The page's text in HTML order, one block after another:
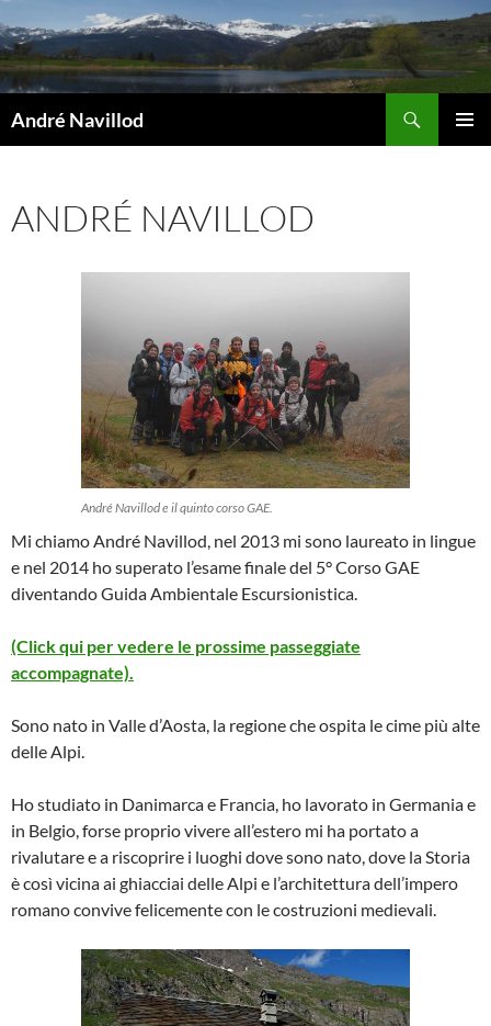
al
contenuto
André Navillod
ANDRÉ NAVILLOD
André Navillod e il quinto corso GAE.
Mi chiamo André Navillod, nel 2013 mi sono laureato in lingue
e nel 2014 ho superato l’esame finale del 5° Corso GAE
diventando Guida Ambientale Escursionistica.
(Click qui per vedere le prossime passeggiate
accompagnate).
Sono nato in Valle d’Aosta, la regione che ospita le cime più alte
delle Alpi.
Ho studiato in Danimarca e Francia, ho lavorato in Germania e
in Belgio, forse proprio vivere all’estero mi ha portato a
rivalutare e a riscoprire i luoghi dove sono nato, dove la Storia
è così vicina ai ghiacciai delle Alpi e l’architettura dell’impero
romano convive felicemente con le costruzioni medievali.